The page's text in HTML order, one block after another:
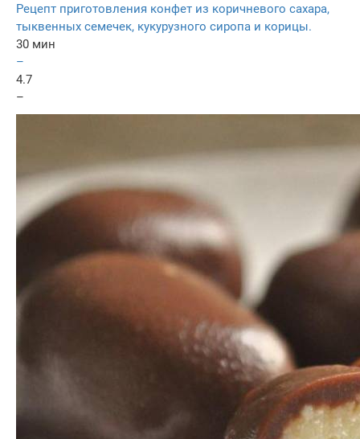
Рецепт приготовления конфет из коричневого сахара,
тыквенных семечек, кукурузного сиропа и корицы.
30 мин
–
4.7
–